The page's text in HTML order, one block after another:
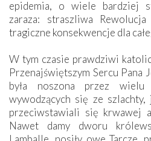
epidemia, o wiele bardziej
zaraza: straszliwa
tragiczne konsekwencje dla
W tym czasie prawdziwi
Przenajświętszym Sercu Pana
była noszona przez
wywodzących się ze
przeciwstawiali się krwawej
Nawet damy dworu